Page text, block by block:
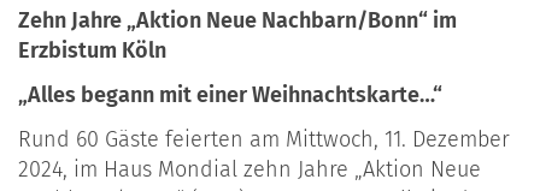
Zehn Jahre „Aktion Neue Nachbarn/Bonn“ im
Erzbistum Köln
„Alles begann mit einer Weihnachtskarte…“
Rund 60 Gäste feierten am Mittwoch, 11. Dezember
2024, im Haus Mondial zehn Jahre „Aktion Neue